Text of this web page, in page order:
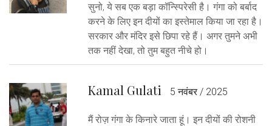
सुनो, ये सब एक बड़ा कॉन्स्पिरेसी है। गंगा को बर्बाद
करने के लिए इन दीयों का इस्तेमाल किया जा रहा है।
सरकार और मंदिर इसे छिपा रहे हैं। अगर तुमने अभी
तक नहीं देखा, तो तुम बहुत नीचे हो।
Kamal Gulati 5 नवंबर / 2025
मैं रोज़ गंगा के किनारे जाता हूं। इन दीयों की रोशनी